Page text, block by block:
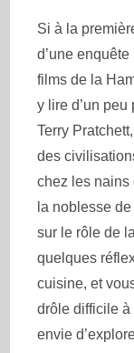
Si à la
d’une
films de la
y lire d’un
Terry
des
chez les nains
la noblesse
sur le rôle de
quelques
cuisine, et
drôle difficile à
envie